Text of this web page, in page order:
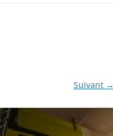
Suivant →